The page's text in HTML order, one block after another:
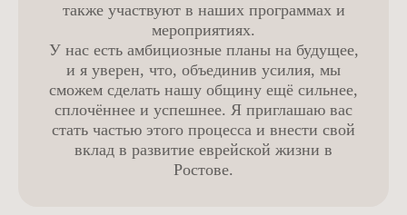
также участвуют в наших программах и
мероприятиях.
У нас есть амбициозные планы на будущее,
и я уверен, что, объединив усилия, мы
сможем сделать нашу общину ещё сильнее,
сплочённее и успешнее. Я приглашаю вас
стать частью этого процесса и внести свой
вклад в развитие еврейской жизни в
Ростове.